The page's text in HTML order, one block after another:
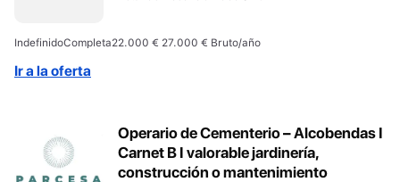
IndefinidoCompleta22.000 € 27.000 € Bruto/año
Ir a la oferta
Operario de Cementerio – Alcobendas I
Carnet B I valorable jardinería,
construcción o mantenimiento